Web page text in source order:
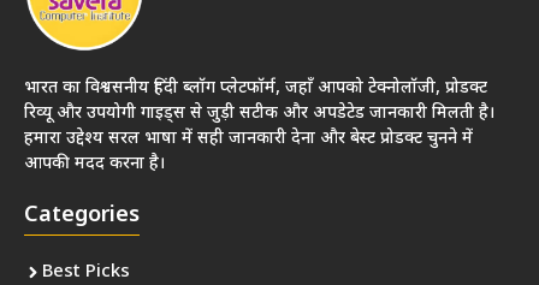
भारत का विश्वसनीय हिंदी ब्लॉग प्लेटफॉर्म, जहाँ आपको टेक्नोलॉजी, प्रोडक्ट
रिव्यू और उपयोगी गाइड्स से जुड़ी सटीक और अपडेटेड जानकारी मिलती है।
हमारा उद्देश्य सरल भाषा में सही जानकारी देना और बेस्ट प्रोडक्ट चुनने में
आपकी मदद करना है।
Categories
Best Picks